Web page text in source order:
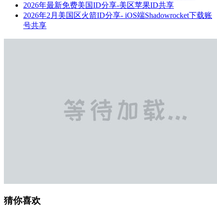
2026年最新免费美国ID分享-美区苹果ID共享
2026年2月美国区火箭ID分享- iOS端Shadowrocket下载账
号共享
猜你喜欢